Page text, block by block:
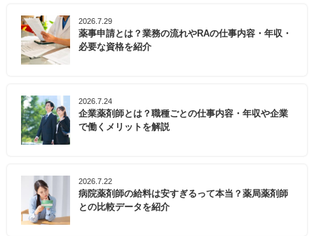
2026.7.29
薬事申請とは？業務の流れやRAの仕事内容・年収・
必要な資格を紹介
2026.7.24
企業薬剤師とは？職種ごとの仕事内容・年収や企業
で働くメリットを解説
2026.7.22
病院薬剤師の給料は安すぎるって本当？薬局薬剤師
との比較データを紹介